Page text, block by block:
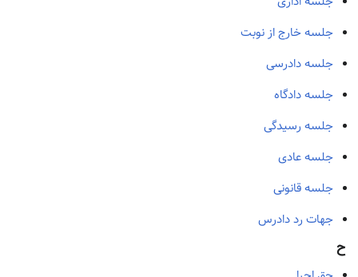
جلسه خارج از نوبت
جلسه دادرسی
جلسه دادگاه
جلسه رسیدگی
جلسه عادی
جلسه قانونی
جهات رد دادرس
ح